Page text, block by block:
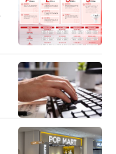
产基地启动建
约框架协议到
地由华润怡宝
建设，一期计
进口高速生产
包装水产能近
续稳定向长三